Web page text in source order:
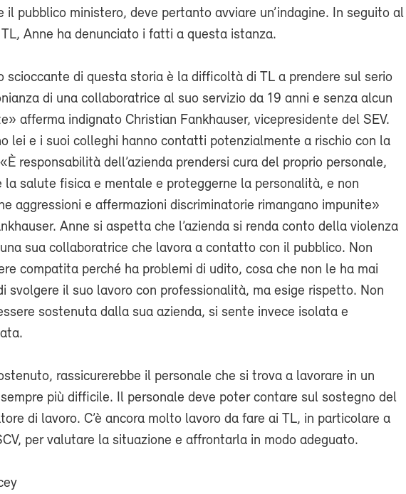
il pubblico ministero, deve pertanto avviare un’indagine. In seguito al
Anne ha denunciato i fatti a questa istanza.
scioccante di questa storia è la difficoltà di TL a prendere sul serio
di una collaboratrice al suo servizio da 19 anni e senza alcun
afferma indignato Christian Fankhauser, vicepresidente del SEV.
lei e i suoi colleghi hanno contatti potenzialmente a rischio con la
responsabilità dell’azienda prendersi cura del proprio personale,
la salute fisica e mentale e proteggerne la personalità, e non
aggressioni e affermazioni discriminatorie rimangano impunite»
Anne si aspetta che l’azienda si renda conto della violenza
sua collaboratrice che lavora a contatto con il pubblico. Non
compatita perché ha problemi di udito, cosa che non le ha mai
svolgere il suo lavoro con professionalità, ma esige rispetto. Non
sostenuta dalla sua azienda, si sente invece isolata e
rassicurerebbe il personale che si trova a lavorare in un
più difficile. Il personale deve poter contare sul sostegno del
di lavoro. C’è ancora molto lavoro da fare ai TL, in particolare a
per valutare la situazione e affrontarla in modo adeguato.